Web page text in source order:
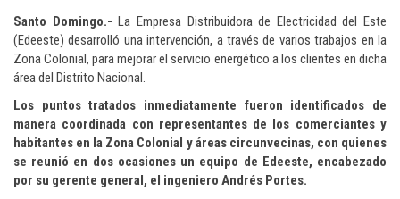
Santo Domingo.- La Empresa Distribuidora de Electricidad del Este
(Edeeste) desarrolló una intervención, a través de varios trabajos en la
Zona Colonial, para mejorar el servicio energético a los clientes en dicha
área del Distrito Nacional.
Los puntos tratados inmediatamente fueron identificados de
manera coordinada con representantes de los comerciantes y
habitantes en la Zona Colonial y áreas circunvecinas, con quienes
se reunió en dos ocasiones un equipo de Edeeste, encabezado
por su gerente general, el ingeniero Andrés Portes.